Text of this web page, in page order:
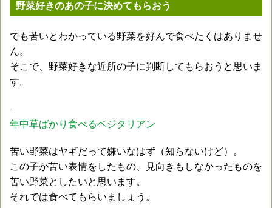
野菜好きのあの子に決めてもらおう
でも苦いとわかっている野菜を好んで食べたくはありませ
ん。
そこで、野菜好きな近所の子に判断してもらおうと思いま
す。
年中草ばかり食べるベジタリアン
苦い野菜はヤギだって嫌いなはず（知らないけど）。
この子が苦い表情をしたもの、見向きもしなかったものを
苦い野菜としたいと思います。
それでは食べてもらいましょう。